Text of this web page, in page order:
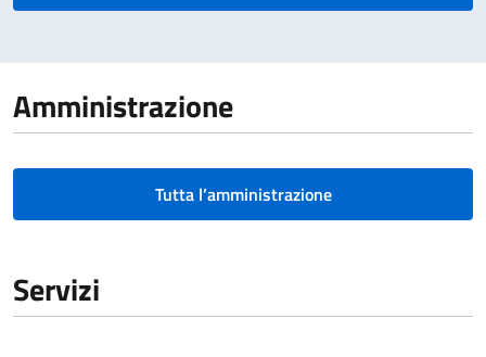
Amministrazione
Tutta l’amministrazione
Servizi